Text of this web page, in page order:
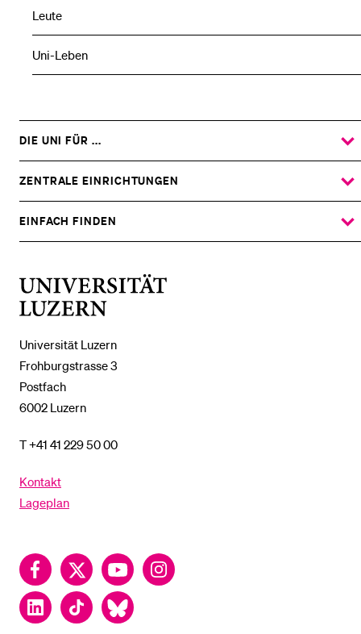
Leute
Uni-Leben
Universität Luzern
Frohburgstrasse 3
Postfach
6002 Luzern
T +41 41 229 50 00
Kontakt
Lageplan
FacebookTwitter YouTubeInstagram
LinkedInTikTok Bluesky
DIE UNI FÜR ...
ZEIGE
DAS
UNTERMENÜ
ZENTRALE EINRICHTUNGEN
ZEIGE
DAS
UNTERMENÜ
EINFACH FINDEN
ZEIGE
DAS